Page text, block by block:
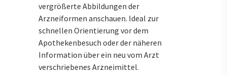
vergrößerte Abbildungen der
Arzneiformen anschauen. Ideal zur
schnellen Orientierung vor dem
Apothekenbesuch oder der näheren
Information über ein neu vom Arzt
verschriebenes Arzneimittel.